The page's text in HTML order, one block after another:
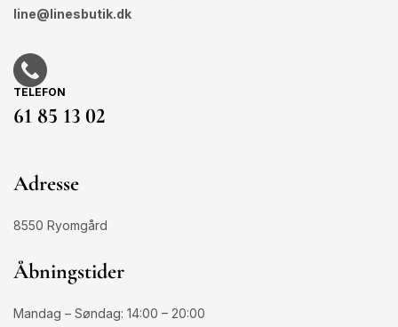
line@linesbutik.dk
TELEFON
61 85 13 02
Adresse
8550 Ryomgård
Åbningstider
Mandag – Søndag: 14:00 – 20:00